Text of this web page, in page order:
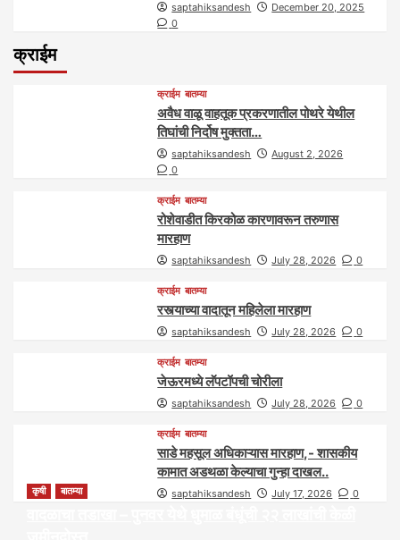
saptahiksandesh
December 20, 2025
0
क्राईम
क्राईम बातम्या
अवैध वाळू वाहतूक प्रकरणातील पोथरे येथील
तिघांची निर्दोष मुक्तता…
saptahiksandesh
August 2, 2026
0
क्राईम बातम्या
रोशेवाडीत किरकोळ कारणावरून तरुणास
मारहाण
saptahiksandesh July 28, 2026 0
क्राईम बातम्या
रस्त्याच्या वादातून महिलेला मारहाण
saptahiksandesh July 28, 2026 0
क्राईम बातम्या
जेऊरमध्ये लॅपटॉपची चोरीला
saptahiksandesh July 28, 2026 0
क्राईम बातम्या
साडे महसूल अधिकाऱ्यास मारहाण,- शासकीय
कामात अडथळा केल्याचा गुन्हा दाखल..
saptahiksandesh July 17, 2026 0
कृषी बातम्या